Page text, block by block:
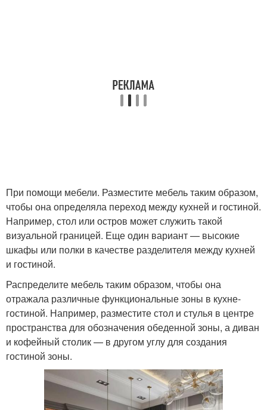
При помощи мебели. Разместите мебель таким образом,
чтобы она определяла переход между кухней и гостиной.
Например, стол или остров может служить такой
визуальной границей. Еще один вариант — высокие
шкафы или полки в качестве разделителя между кухней
и гостиной.
Распределите мебель таким образом, чтобы она
отражала различные функциональные зоны в кухне-
гостиной. Например, разместите стол и стулья в центре
пространства для обозначения обеденной зоны, а диван
и кофейный столик — в другом углу для создания
гостиной зоны.